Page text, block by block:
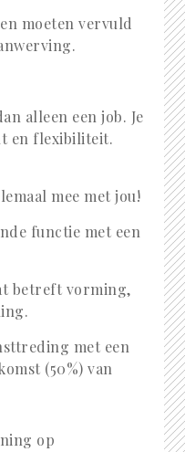
moeten vervuld
alleen een job. Je
en flexibiliteit.
mee met jou!
functie met een
betreft vorming,
met een
(50%) van
op